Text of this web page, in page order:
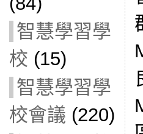
智慧學習學
校 (15)
智慧學習學
校會議 (220)